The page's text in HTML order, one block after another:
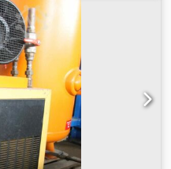
godzin pracy